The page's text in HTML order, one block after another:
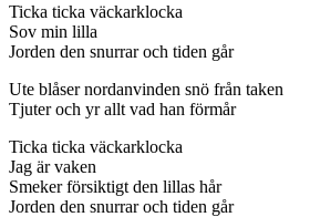
Ticka ticka väckarklocka
Sov min lilla
Jorden den snurrar och tiden går
Ute blåser nordanvinden snö från taken
Tjuter och yr allt vad han förmår
Ticka ticka väckarklocka
Jag är vaken
Smeker försiktigt den lillas hår
Jorden den snurrar och tiden går